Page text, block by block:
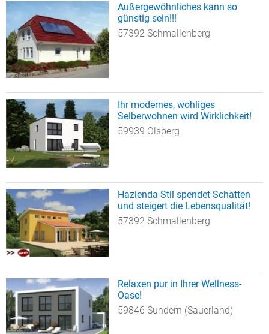
Außergewöhnliches kann so
günstig sein!!!
57392 Schmallenberg
Ihr modernes, wohliges
Selberwohnen wird Wirklichkeit!
59939 Olsberg
Hazienda-Stil spendet Schatten
und steigert die Lebensqualität!
57392 Schmallenberg
Relaxen pur in Ihrer Wellness-
Oase!
59846 Sundern (Sauerland)